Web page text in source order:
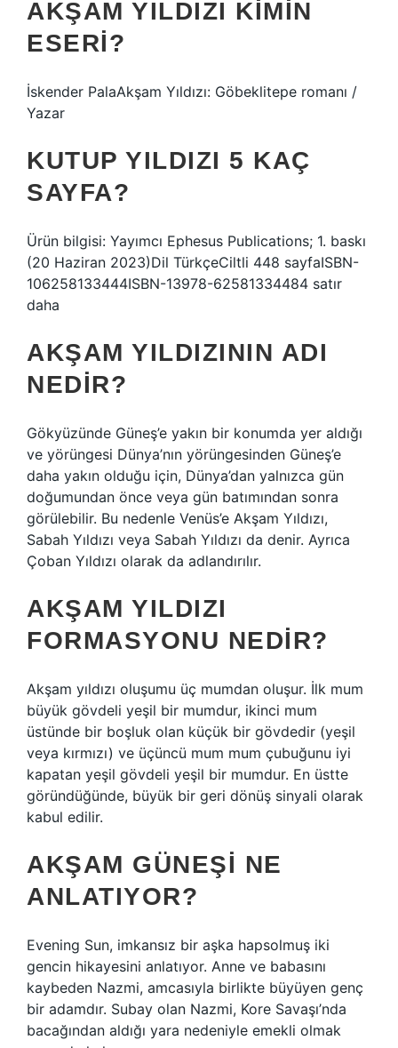
AKŞAM YILDIZI KIMIN
ESERI?
İskender PalaAkşam Yıldızı: Göbeklitepe romanı /
Yazar
KUTUP YILDIZI 5 KAÇ
SAYFA?
Ürün bilgisi: Yayımcı Ephesus Publications; 1. baskı
(20 Haziran 2023)Dil TürkçeCiltli 448 sayfaISBN-
10‎6258133444ISBN-13‎978-62581334484 satır
daha
AKŞAM YILDIZININ ADI
NEDIR?
Gökyüzünde Güneş’e yakın bir konumda yer aldığı
ve yörüngesi Dünya’nın yörüngesinden Güneş’e
daha yakın olduğu için, Dünya’dan yalnızca gün
doğumundan önce veya gün batımından sonra
görülebilir. Bu nedenle Venüs’e Akşam Yıldızı,
Sabah Yıldızı veya Sabah Yıldızı da denir. Ayrıca
Çoban Yıldızı olarak da adlandırılır.
AKŞAM YILDIZI
FORMASYONU NEDIR?
Akşam yıldızı oluşumu üç mumdan oluşur. İlk mum
büyük gövdeli yeşil bir mumdur, ikinci mum
üstünde bir boşluk olan küçük bir gövdedir (yeşil
veya kırmızı) ve üçüncü mum mum çubuğunu iyi
kapatan yeşil gövdeli yeşil bir mumdur. En üstte
göründüğünde, büyük bir geri dönüş sinyali olarak
kabul edilir.
AKŞAM GÜNEŞI NE
ANLATIYOR?
Evening Sun, imkansız bir aşka hapsolmuş iki
gencin hikayesini anlatıyor. Anne ve babasını
kaybeden Nazmi, amcasıyla birlikte büyüyen genç
bir adamdır. Subay olan Nazmi, Kore Savaşı’nda
bacağından aldığı yara nedeniyle emekli olmak